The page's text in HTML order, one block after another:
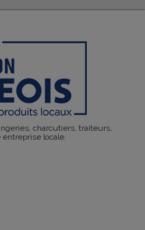
charcutiers, traiteurs,
locale.